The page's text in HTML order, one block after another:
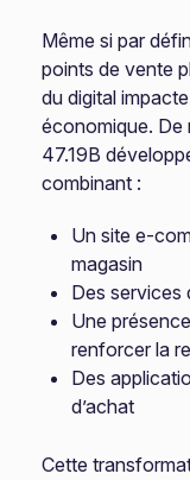
Même si par
points de vente
du digital
économique. De
47.19B
combinant :
Un site e-
magasin
Des services
Une
renforcer la
Des
d’achat
Cette